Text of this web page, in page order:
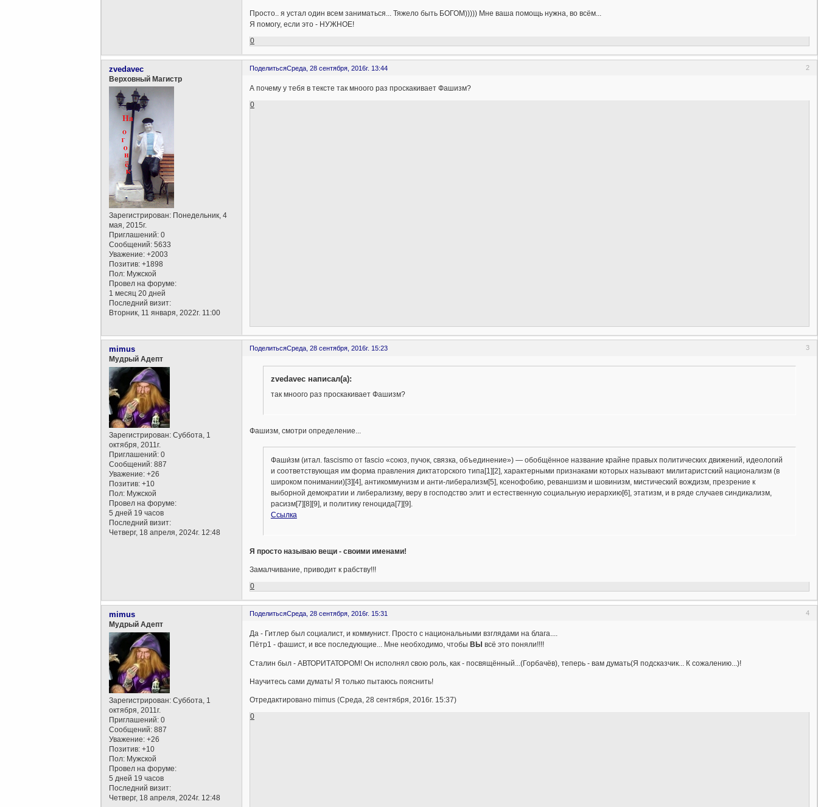
Просто.. я устал один всем заниматься... Тяжело быть БОГОМ))))) Мне ваша помощь нужна, во всём...
Я помогу, если это - НУЖНОЕ!
0
Поделиться 2
Среда, 28 сентября, 2016г. 13:44
zvedavec
Верховный Магистр
Зарегистрирован: Понедельник, 4
мая, 2015г.
Приглашений: 0
Сообщений: 5633
Уважение: +2003
Позитив: +1898
Пол: Мужской
Провел на форуме:
1 месяц 20 дней
Последний визит:
Вторник, 11 января, 2022г. 11:00
А почему у тебя в тексте так мноого раз проскакивает Фашизм?
0
Поделиться 3
Среда, 28 сентября, 2016г. 15:23
mimus
Мудрый Адепт
Зарегистрирован: Суббота, 1
октября, 2011г.
Приглашений: 0
Сообщений: 887
Уважение: +26
Позитив: +10
Пол: Мужской
Провел на форуме:
5 дней 19 часов
Последний визит:
Четверг, 18 апреля, 2024г. 12:48
zvedavec написал(а):
так мноого раз проскакивает Фашизм?
Фашизм, смотри определение...
Фаши́зм (итал. fascismo от fascio «союз, пучок, связка, объединение») — обобщённое название крайне правых политических движений, идеологий
и соответствующая им форма правления диктаторского типа[1][2], характерными признаками которых называют милитаристский национализм (в
широком понимании)[3][4], антикоммунизм и анти-либерализм[5], ксенофобию, реваншизм и шовинизм, мистический вождизм, презрение к
выборной демократии и либерализму, веру в господство элит и естественную социальную иерархию[6], этатизм, и в ряде случаев синдикализм,
расизм[7][8][9], и политику геноцида[7][9].
Ссылка
Я просто называю вещи - своими именами!
Замалчивание, приводит к рабству!!!
0
Поделиться 4
Среда, 28 сентября, 2016г. 15:31
mimus
Мудрый Адепт
Зарегистрирован: Суббота, 1
октября, 2011г.
Приглашений: 0
Сообщений: 887
Уважение: +26
Позитив: +10
Пол: Мужской
Провел на форуме:
5 дней 19 часов
Последний визит:
Четверг, 18 апреля, 2024г. 12:48
Да - Гитлер был социалист, и коммунист. Просто с национальными взглядами на блага....
Пётр1 - фашист, и все последующие... Мне необходимо, чтобы ВЫ всё это поняли!!!!
Сталин был - АВТОРИТАТОРОМ! Он исполнял свою роль, как - посвящённый...(Горбачёв), теперь - вам думать(Я подсказчик... К сожалению...)!
Научитесь сами думать! Я только пытаюсь пояснить!
Отредактировано mimus (Среда, 28 сентября, 2016г. 15:37)
0